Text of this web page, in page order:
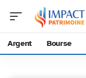
Argent Bourse